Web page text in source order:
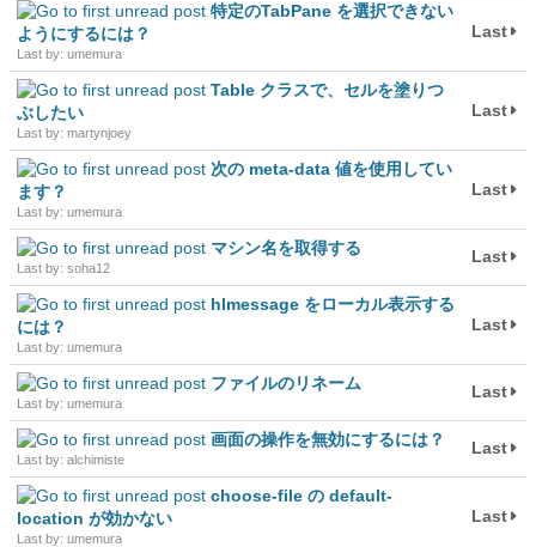
特定のTabPane を選択できない
ようにするには？
Last by: umemura
Last
Table クラスで、セルを塗りつ
ぶしたい
Last by: martynjoey
Last
次の meta-data 値を使用してい
ます？
Last by: umemura
Last
マシン名を取得する
Last by: soha12
Last
hlmessage をローカル表示する
には？
Last by: umemura
Last
ファイルのリネーム
Last by: umemura
Last
画面の操作を無効にするには？
Last by: alchimiste
Last
choose-file の default-
location が効かない
Last by: umemura
Last